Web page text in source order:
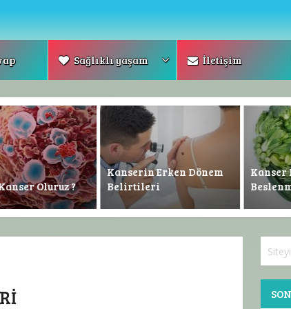
Sağlıklı yaşam İletişim
Oluruz ?
Kanserin Erken Dönem
Belirtileri
Kanser